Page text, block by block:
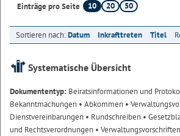
Einträge pro Seite
10 20 50
Sortieren nach:Datum Inkrafttreten Titel
Systematische Übersicht
Dokumententyp: Beiratsinformationen und
Bekanntmachungen • Abkommen •
Dienstvereinbarungen • Rundschreiben •
und Rechtsverordnungen •